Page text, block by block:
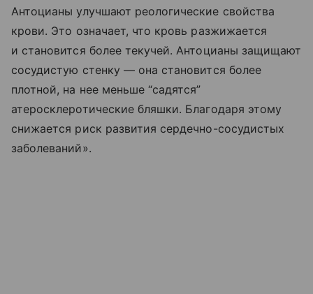
Антоцианы улучшают реологические свойства
крови. Это означает, что кровь разжижается
и становится более текучей. Антоцианы защищают
сосудистую стенку — она становится более
плотной, на нее меньше “садятся”
атеросклеротические бляшки. Благодаря этому
снижается риск развития сердечно-сосудистых
заболеваний».